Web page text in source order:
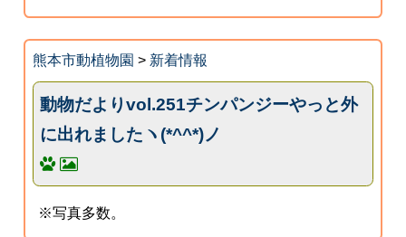
熊本市動植物園 > 新着情報
動物だよりvol.251チンパンジーやっと外
に出れましたヽ(*^^*)ノ
※写真多数。